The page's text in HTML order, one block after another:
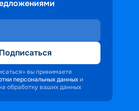
Подписаться
вы принимаете
персональных данных и
обработку ваших данных